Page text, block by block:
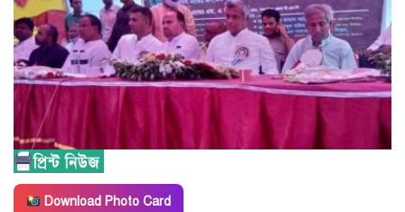
Download Photo Card